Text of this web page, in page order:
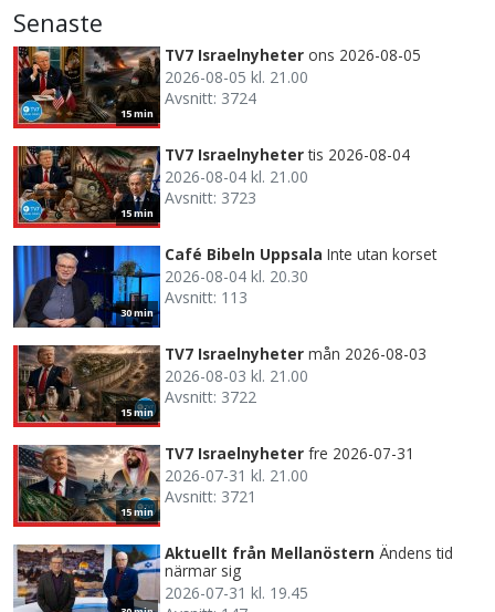
Senaste
15 min
TV7 Israelnyheter ons 2026-08-05
2026-08-05 kl. 21.00
Avsnitt: 3724
15 min
TV7 Israelnyheter tis 2026-08-04
2026-08-04 kl. 21.00
Avsnitt: 3723
30 min
Café Bibeln Uppsala Inte utan korset
2026-08-04 kl. 20.30
Avsnitt: 113
15 min
TV7 Israelnyheter mån 2026-08-03
2026-08-03 kl. 21.00
Avsnitt: 3722
15 min
TV7 Israelnyheter fre 2026-07-31
2026-07-31 kl. 21.00
Avsnitt: 3721
Aktuellt från Mellanöstern Ändens tid
närmar sig
2026-07-31 kl. 19.45